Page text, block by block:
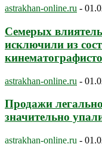
astrakhan-online.ru -
Семерых
исключили из
astrakhan-online.ru -
Продажи
значительно
astrakhan-online.ru -